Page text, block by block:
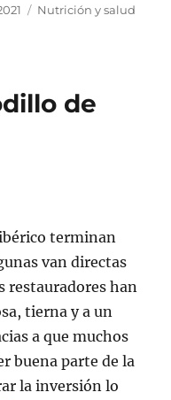
Categorías
Nutrición y salud
de
terminan
van directas
restauradores han
tierna y a un
a que muchos
buena parte de la
la inversión lo